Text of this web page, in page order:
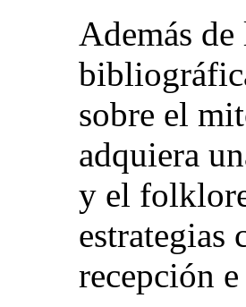
Además
sobre el
adquiera
y el
estrategias
recepción